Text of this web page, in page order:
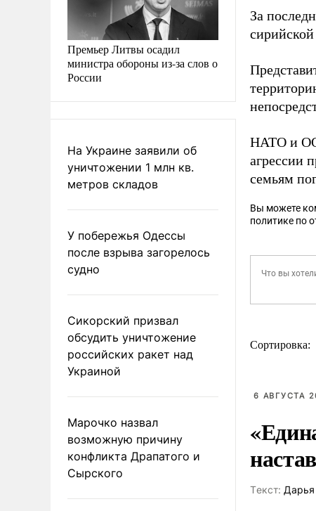
Премьер Литвы осадил
министра обороны из-за слов о
России
На Украине заявили об
уничтожении 1 млн кв.
метров складов
У побережья Одессы
после взрыва загорелось
судно
Сикорский призвал
обсудить уничтожение
российских ракет над
Украиной
Марочко назвал
возможную причину
конфликта Драпатого и
Сырского
За
НАТО и
агрессии
семьям
Вы можете
политике по
Сортировка:
6 АВГУСТА
Tекст: Дарья